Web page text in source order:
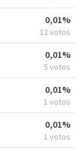
0,01%
12 votos
0,01%
5 votos
0,01%
1 votos
0,01%
1 votos